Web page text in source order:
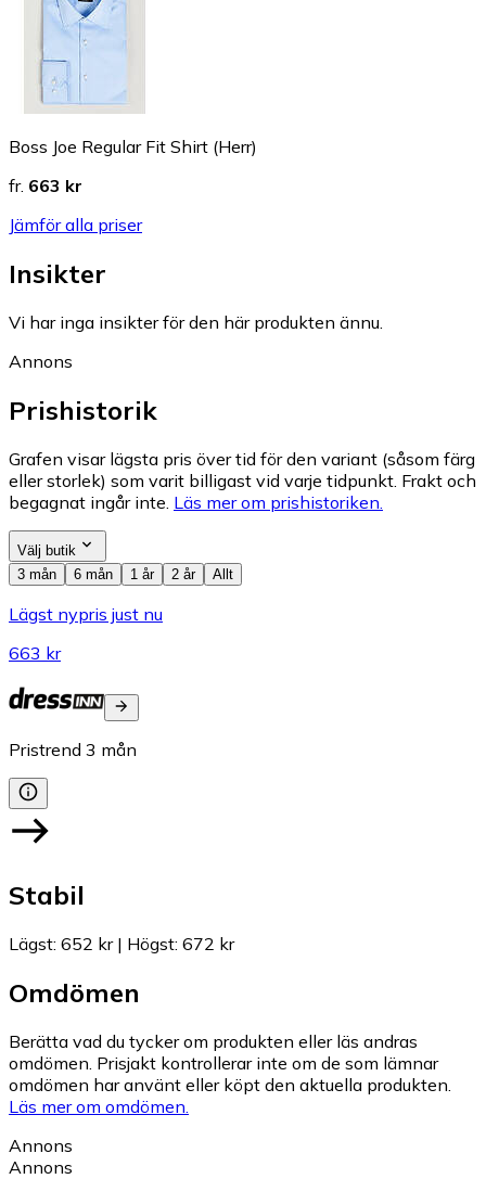
Boss Joe Regular Fit Shirt (Herr)
fr. 663 kr
Jämför alla priser
Insikter
Vi har inga insikter för den här produkten ännu.
Annons
Prishistorik
Grafen visar lägsta pris över tid för den variant (såsom färg
eller storlek) som varit billigast vid varje tidpunkt. Frakt och
begagnat ingår inte. Läs mer om prishistoriken.
Välj butik
3 mån
6 mån 1 år 2 år Allt
Lägst nypris just nu
663 kr
Pristrend 3 mån
Stabil
Lägst: 652 kr| Högst: 672 kr
Omdömen
Berätta vad du tycker om produkten eller läs andras
omdömen. Prisjakt kontrollerar inte om de som lämnar
omdömen har använt eller köpt den aktuella produkten.
Läs mer om omdömen.
Annons
Annons